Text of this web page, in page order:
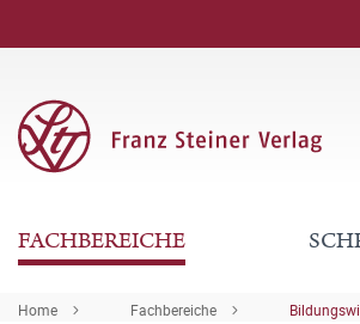
FACHBEREICHE
Home Fachbereiche